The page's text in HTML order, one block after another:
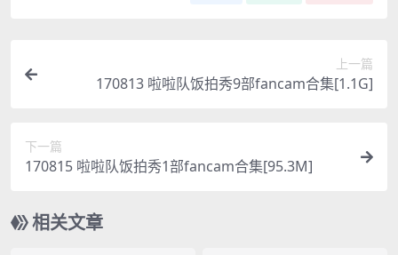
上一篇
170813 啦啦队饭拍秀9部fancam合集[1.1G]
下一篇
170815 啦啦队饭拍秀1部fancam合集[95.3M]
相关文章